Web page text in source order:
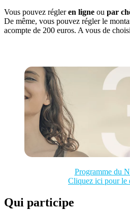
Vous pouvez régleren ligne ou par
De même, vous pouvez régler le
acompte de 200 euros. A vous de
Programme du
Cliquez ici pour le
Qui participe